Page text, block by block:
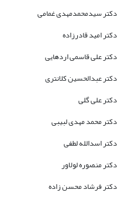
دکتر سیدمحمدمهدی غمامی
دکتر امید قادرزاده
دکتر علی قاسمی اردهایی
دکتر عبدالحسین کلانتری
دکتر علی گلی
دکتر محمد مهدی لبیبی
دکتر اسدالله لطفی
دکتر منصوره لولاور
دکتر فرشاد محسن زاده